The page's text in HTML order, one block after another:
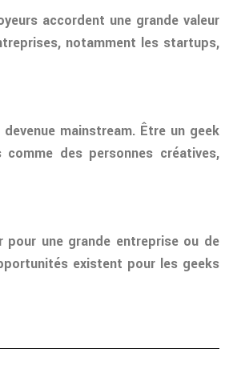
accordent une grande valeur
notamment les startups,
mainstream. Être un geek
des personnes créatives,
une grande entreprise ou de
existent pour les geeks